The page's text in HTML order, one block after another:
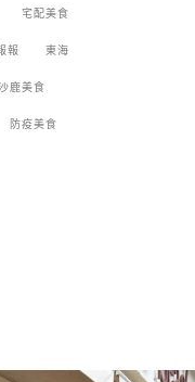
宅配美食
報 東海
鹿美食
防疫美食